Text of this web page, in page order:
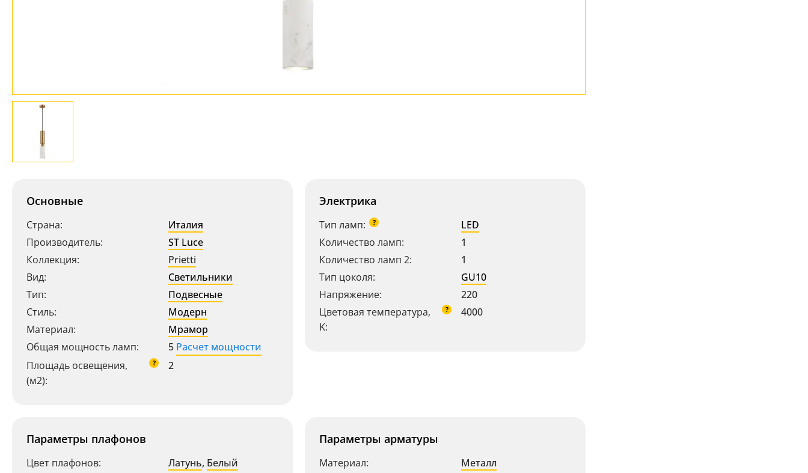
Основные
Страна:
Италия
Производитель:
ST Luce
Коллекция:
Prietti
Вид:
Светильники
Тип:
Подвесные
Стиль:
Модерн
Материал:
Мрамор
Общая мощность ламп:
5 Расчет мощности
Площадь освещения,
(м2):
? 2
Электрика
Тип ламп: ?
LED
Количество ламп:
1
Количество ламп 2:
1
Тип цоколя:
GU10
Напряжение:
220
Цветовая температура,
K:
? 4000
Параметры плафонов
Цвет плафонов: Латунь, Белый
Параметры арматуры
Материал:
Металл